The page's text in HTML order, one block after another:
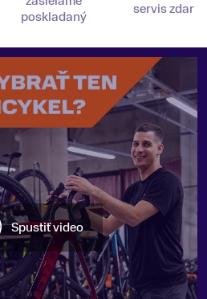
poskladaný
servis
Spustiť video